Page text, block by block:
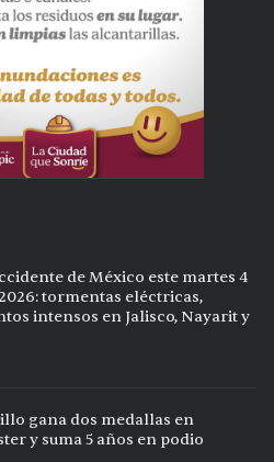
de México este martes 4
tormentas eléctricas,
intensos en Jalisco, Nayarit y
gana dos medallas en
y suma 5 años en podio